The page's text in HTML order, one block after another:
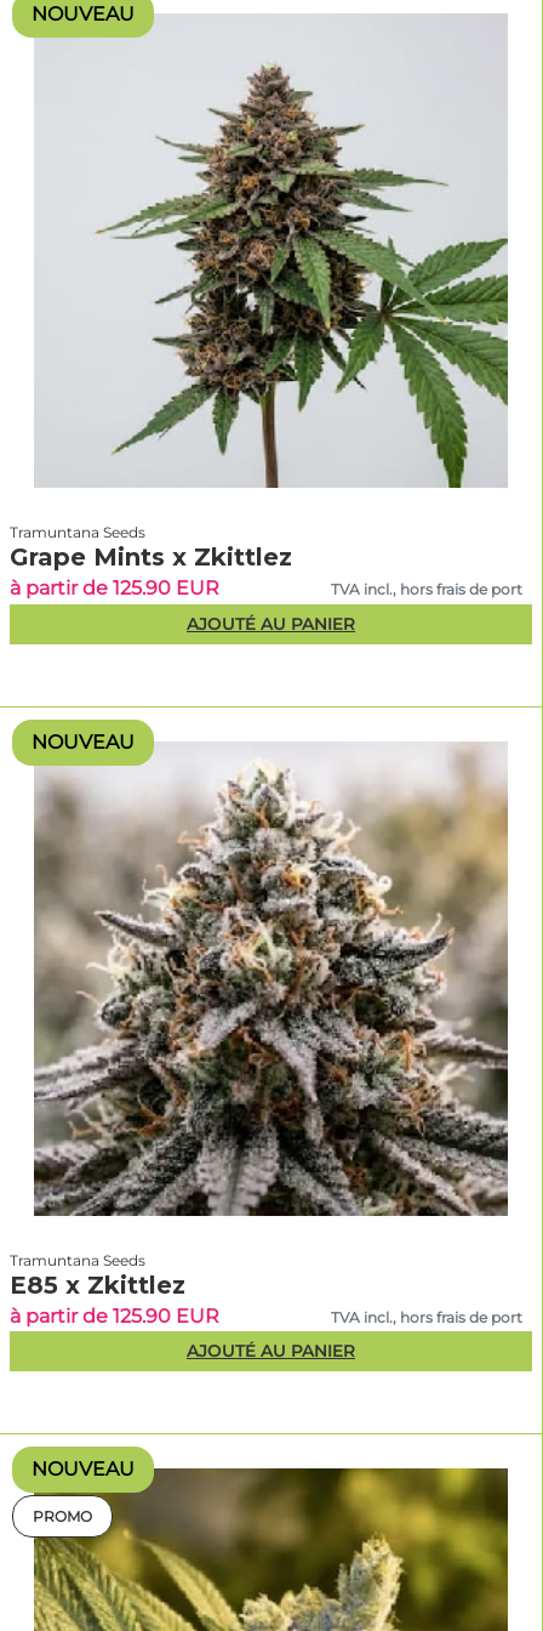
NOUVEAU
Tramuntana Seeds
Grape Mints x Zkittlez
à partir de 125.90 EUR TVA incl., hors frais de port
AJOUTÉ AU PANIER
NOUVEAU
Tramuntana Seeds
E85 x Zkittlez
à partir de 125.90 EUR TVA incl., hors frais de port
AJOUTÉ AU PANIER
NOUVEAU
PROMO